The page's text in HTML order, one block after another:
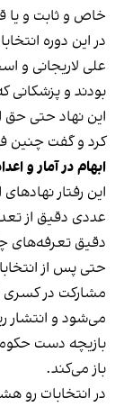
خاص و ثابت و یا
در این دوره
علی لاریجانی و
بودند و پزشکانی
این نهاد حتی حق
کرد و گفت چنین
ابهام در آمار و
این رفتار
عددی دقیق از
دقیق تعرفه‌های
حتی پس از
مشارکت در کسری
می‌شود و انتشار
بازیچه دست
باز می‌کند.
در انتخابات رو